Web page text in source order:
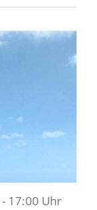
- 17:00 Uhr